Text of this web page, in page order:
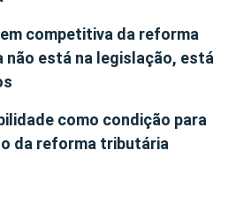
competitiva da reforma
não está na legislação, está
como condição para
da reforma tributária